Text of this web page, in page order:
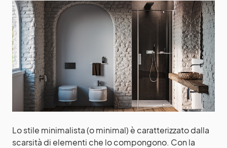
Lo stile minimalista (o minimal) è caratterizzato dalla
scarsità di elementi che lo compongono. Con la